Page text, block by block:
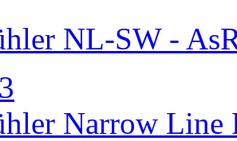
NL-SW -
Narrow